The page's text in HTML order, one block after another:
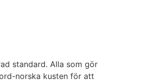
standard. Alla som gör
norska kusten för att